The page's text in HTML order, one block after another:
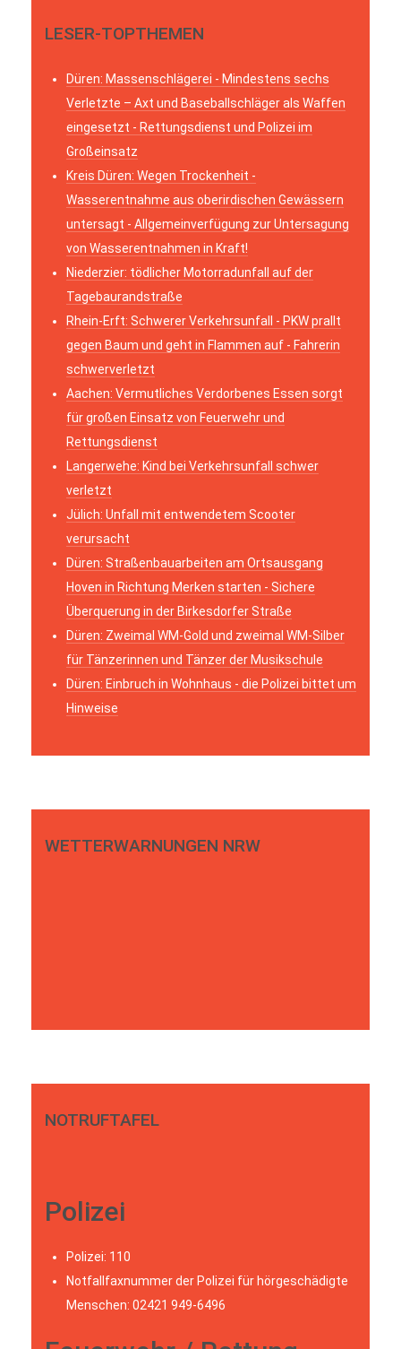
LESER-TOPTHEMEN
Düren: Massenschlägerei - Mindestens sechs
Verletzte – Axt und Baseballschläger als Waffen
eingesetzt - Rettungsdienst und Polizei im
Großeinsatz
Kreis Düren: Wegen Trockenheit -
Wasserentnahme aus oberirdischen Gewässern
untersagt - Allgemeinverfügung zur Untersagung
von Wasserentnahmen in Kraft!
Niederzier: tödlicher Motorradunfall auf der
Tagebaurandstraße
Rhein-Erft: Schwerer Verkehrsunfall - PKW prallt
gegen Baum und geht in Flammen auf - Fahrerin
schwerverletzt
Aachen: Vermutliches Verdorbenes Essen sorgt
für großen Einsatz von Feuerwehr und
Rettungsdienst
Langerwehe: Kind bei Verkehrsunfall schwer
verletzt
Jülich: Unfall mit entwendetem Scooter
verursacht
Düren: Straßenbauarbeiten am Ortsausgang
Hoven in Richtung Merken starten - Sichere
Überquerung in der Birkesdorfer Straße
Düren: Zweimal WM-Gold und zweimal WM-Silber
für Tänzerinnen und Tänzer der Musikschule
Düren: Einbruch in Wohnhaus - die Polizei bittet um
Hinweise
WETTERWARNUNGEN NRW
NOTRUFTAFEL
Polizei
Polizei: 110
Notfallfaxnummer der Polizei für hörgeschädigte
Menschen: 02421 949-6496